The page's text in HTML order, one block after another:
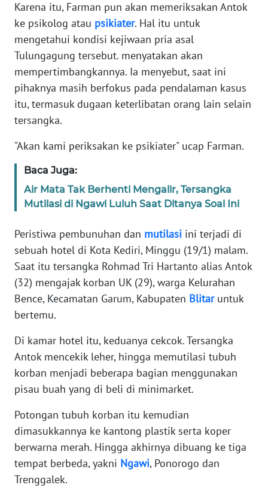
Karena itu, Farman pun akan memeriksakan Antok
ke psikolog atau psikiater. Hal itu untuk
mengetahui kondisi kejiwaan pria asal
Tulungagung tersebut. menyatakan akan
mempertimbangkannya. Ia menyebut, saat ini
pihaknya masih berfokus pada pendalaman kasus
itu, termasuk dugaan keterlibatan orang lain selain
tersangka.
"Akan kami periksakan ke psikiater" ucap Farman.
Baca Juga:
Air Mata Tak Berhenti Mengalir, Tersangka
Mutilasi di Ngawi Luluh Saat Ditanya Soal Ini
Peristiwa pembunuhan dan mutilasi ini terjadi di
sebuah hotel di Kota Kediri, Minggu (19/1) malam.
Saat itu tersangka Rohmad Tri Hartanto alias Antok
(32) mengajak korban UK (29), warga Kelurahan
Bence, Kecamatan Garum, Kabupaten Blitaruntuk
bertemu.
Di kamar hotel itu, keduanya cekcok. Tersangka
Antok mencekik leher, hingga memutilasi tubuh
korban menjadi beberapa bagian menggunakan
pisau buah yang di beli di minimarket.
Potongan tubuh korban itu kemudian
dimasukkannya ke kantong plastik serta koper
berwarna merah. Hingga akhirnya dibuang ke tiga
tempat berbeda, yakni Ngawi, Ponorogo dan
Trenggalek.
KARIR
DISCLAIMER
Wahana
News
Regional
WN
WN
JAKARTA
WN
JABAR
WN
BANTEN
NTT
WN
WN
PAPUA
BARAT